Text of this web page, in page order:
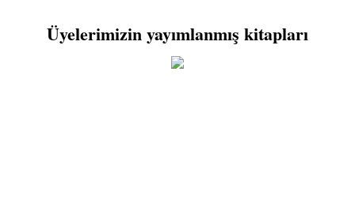
Üyelerimizin yayımlanmış kitapları